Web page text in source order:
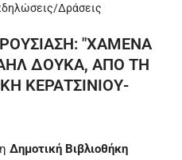
Δράσεις
"ΧΑΜΕΝΑ
ΔΟΥΚΑ, ΑΠΟ ΤΗ
ΚΕΡΑΤΣΙΝΙΟΥ-
η Δημοτική Βιβλιοθήκη